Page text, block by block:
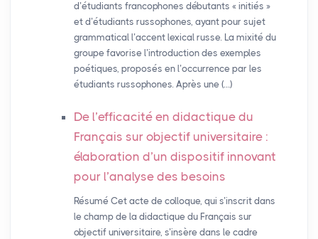
d’étudiants francophones débutants « initiés »
et d’étudiants russophones, ayant pour sujet
grammatical l’accent lexical russe. La mixité du
groupe favorise l’introduction des exemples
poétiques, proposés en l’occurrence par les
étudiants russophones. Après une (…)
De l’efficacité en didactique du
Français sur objectif universitaire :
élaboration d’un dispositif innovant
pour l’analyse des besoins
Résumé Cet acte de colloque, qui s’inscrit dans
le champ de la didactique du Français sur
objectif universitaire, s’insère dans le cadre